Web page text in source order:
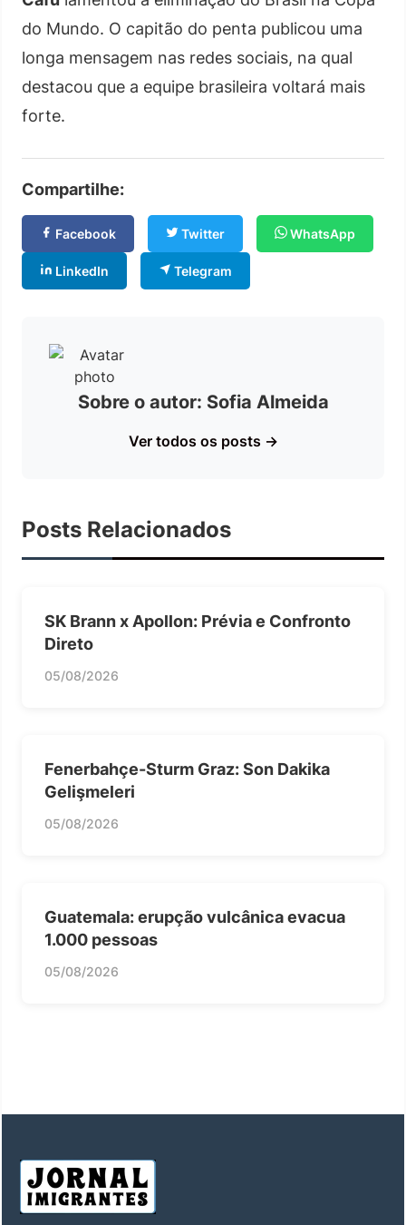
do Mundo. O capitão do penta publicou uma
longa mensagem nas redes sociais, na qual
destacou que a equipe brasileira voltará mais
forte.
Compartilhe:
Facebook Twitter WhatsApp
LinkedIn Telegram
Sobre o autor: Sofia Almeida
Ver todos os posts →
Posts Relacionados
SK Brann x Apollon: Prévia e Confronto
Direto
05/08/2026
Fenerbahçe-Sturm Graz: Son Dakika
Gelişmeleri
05/08/2026
Guatemala: erupção vulcânica evacua
1.000 pessoas
05/08/2026